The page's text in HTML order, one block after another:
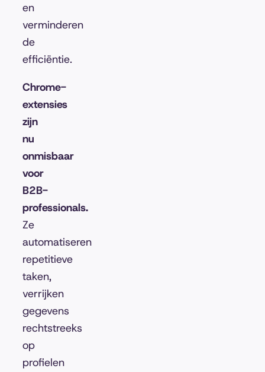
en
verminderen
de
efficiëntie.
Chrome-
extensies
zijn
nu
onmisbaar
voor
B2B-
professionals.
Ze
automatiseren
repetitieve
taken,
verrijken
gegevens
rechtstreeks
op
profielen